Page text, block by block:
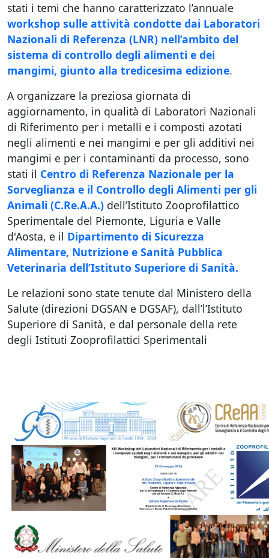
stati i temi che hanno caratterizzato l’annuale
workshop sulle attività condotte dai Laboratori
Nazionali di Referenza (LNR) nell’ambito del
sistema di controllo degli alimenti e dei
mangimi, giunto alla tredicesima edizione.
A organizzare la preziosa giornata di
aggiornamento, in qualità di Laboratori Nazionali
di Riferimento per i metalli e i composti azotati
negli alimenti e nei mangimi e per gli additivi nei
mangimi e per i contaminanti da processo, sono
stati il Centro di Referenza Nazionale per la
Sorveglianza e il Controllo degli Alimenti per gli
Animali (C.Re.A.A.) dell’Istituto Zooprofilattico
Sperimentale del Piemonte, Liguria e Valle
d'Aosta, e il Dipartimento di Sicurezza
Alimentare, Nutrizione e Sanità Pubblica
Veterinaria dell’Istituto Superiore di Sanità.
Le relazioni sono state tenute dal Ministero della
Salute (direzioni DGSAN e DGSAF), dall’l’Istituto
Superiore di Sanità, e dal personale della rete
degli Istituti Zooprofilattici Sperimentali